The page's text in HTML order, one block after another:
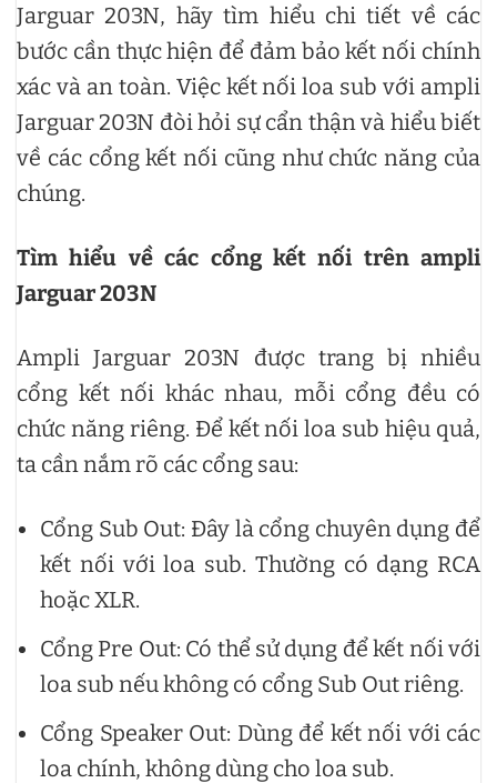
Jarguar 203N, hãy tìm hiểu chi tiết về các
bước cần thực hiện để đảm bảo kết nối chính
xác và an toàn. Việc kết nối loa sub với ampli
Jarguar 203N đòi hỏi sự cẩn thận và hiểu biết
về các cổng kết nối cũng như chức năng của
chúng.
Tìm hiểu về các cổng kết nối trên ampli
Jarguar 203N
Ampli Jarguar 203N được trang bị nhiều
cổng kết nối khác nhau, mỗi cổng đều có
chức năng riêng. Để kết nối loa sub hiệu quả,
ta cần nắm rõ các cổng sau:
Cổng Sub Out: Đây là cổng chuyên dụng để
kết nối với loa sub. Thường có dạng RCA
hoặc XLR.
Cổng Pre Out: Có thể sử dụng để kết nối với
loa sub nếu không có cổng Sub Out riêng.
Cổng Speaker Out: Dùng để kết nối với các
loa chính, không dùng cho loa sub.